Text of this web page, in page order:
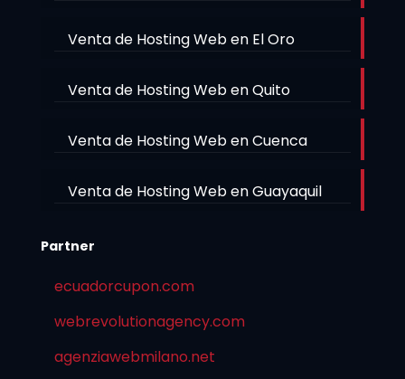
Venta de Hosting Web en El Oro
Venta de Hosting Web en Quito
Venta de Hosting Web en Cuenca
Venta de Hosting Web en Guayaquil
Partner
ecuadorcupon.com
webrevolutionagency.com
agenziawebmilano.net